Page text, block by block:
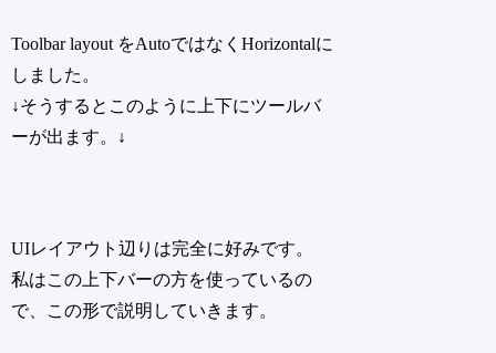
Toolbar layout をAutoではなくHorizontalに
しました。
↓そうするとこのように上下にツールバ
ーが出ます。↓
UIレイアウト辺りは完全に好みです。
私はこの上下バーの方を使っているの
で、この形で説明していきます。